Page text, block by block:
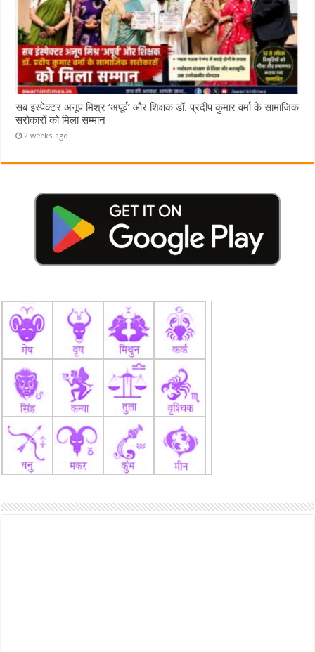
सब इंस्पेक्टर अनूप मिश्र ‘अपूर्व’ और शिक्षक डॉ. प्रदीप कुमार वर्मा के सामाजिक
सरोकारों को मिला सम्मान
2 weeks ago